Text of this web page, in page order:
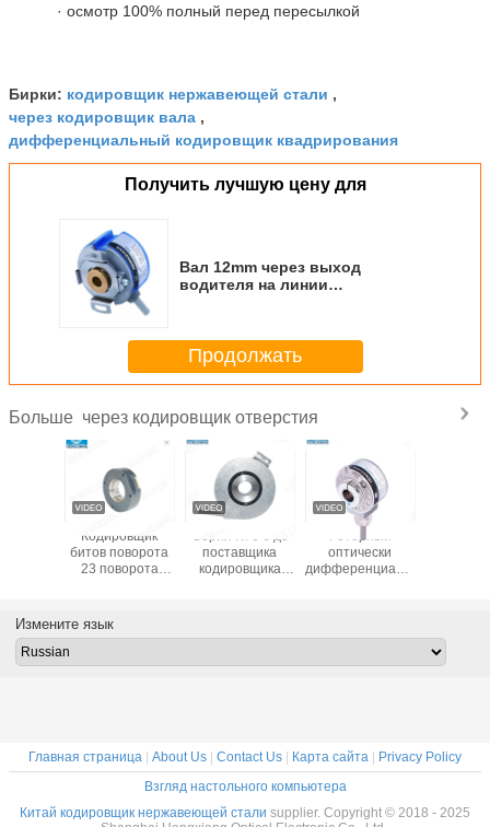
· осмотр 100% полный перед пересылкой
Бирки: кодировщик нержавеющей стали ,
через кодировщик вала ,
дифференциальный кодировщик квадрирования
Получить лучшую цену для
Вал 12mm через выход
водителя на линии
Продолжать
Больше через кодировщик отверстия
TTL
Кодировщик
битов поворота
23 поворота
микро-
одиночный Multi
поставщика
кодировщика
32768ppr
оптически
дифференциальный
Измените язык
Главная страница | About Us | Contact Us | Карта сайта | Privacy Policy
Взгляд настольного компьютера
Китай кодировщик нержавеющей стали supplier. Copyright © 2018 - 2025